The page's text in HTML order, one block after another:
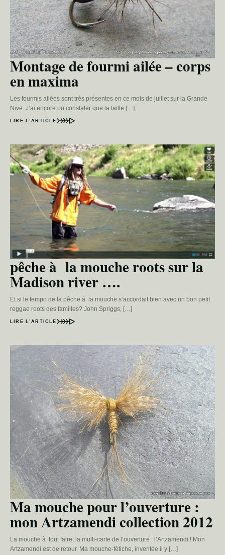
Montage de fourmi ailée – corps
en maxima
Les fourmis ailées sont très présentes en ce mois de juillet sur la Grande
Nive. J’ai encore pu constater que la taille […]
LIRE L’ARTICLE
pêche à la mouche roots sur la
Madison river ….
Et si le tempo de la pêche à la mouche s’accordait bien avec un bon petit
reggae roots des familles? John Spriggs, […]
LIRE L’ARTICLE
Ma mouche pour l’ouverture :
mon Artzamendi collection 2012
La mouche à tout faire, la multi-carte de l’ouverture : l’Artzamendi ! Mon
Artzamendi est de retour. Ma mouche-fétiche, inventée il y […]